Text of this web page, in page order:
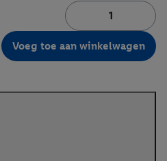
Voeg toe aan winkelwagen